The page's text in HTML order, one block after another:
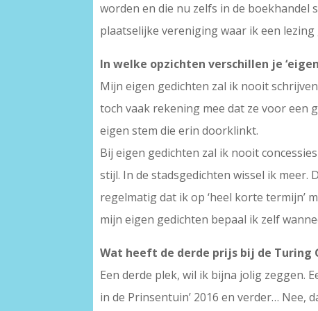
worden en die nu zelfs in de boekhandel
plaatselijke vereniging waar ik een
In welke opzichten verschillen je
Mijn eigen gedichten zal ik nooit
toch vaak rekening mee dat ze voor een
eigen stem die erin doorklinkt.
Bij eigen gedichten zal ik nooit
stijl. In de stadsgedichten wissel ik
regelmatig dat ik op ‘heel korte termijn’
mijn eigen gedichten bepaal ik zelf
Wat heeft de derde prijs bij de Turing
Een derde plek, wil ik bijna jolig zeggen.
in de Prinsentuin’ 2016 en verder… Nee,